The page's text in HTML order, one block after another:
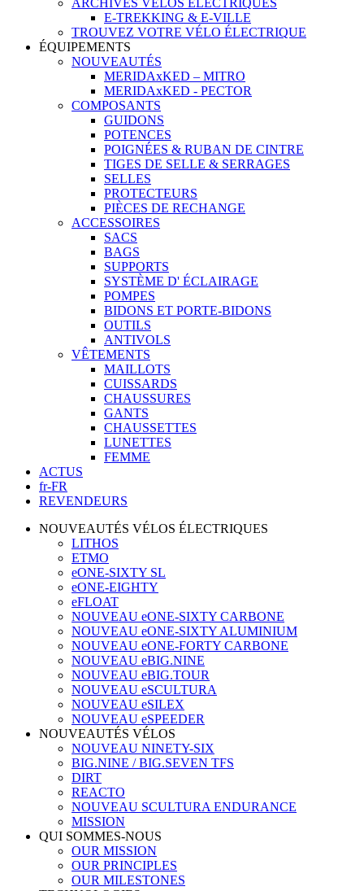
ARCHIVES VÉLOS ÉLECTRIQUES
E-TREKKING & E-VILLE
TROUVEZ VOTRE VÉLO ÉLECTRIQUE
ÉQUIPEMENTS
NOUVEAUTÉS
MERIDAxKED – MITRO
MERIDAxKED - PECTOR
COMPOSANTS
GUIDONS
POTENCES
POIGNÉES & RUBAN DE CINTRE
TIGES DE SELLE & SERRAGES
SELLES
PROTECTEURS
PIÈCES DE RECHANGE
ACCESSOIRES
SACS
BAGS
SUPPORTS
SYSTÈME D' ÉCLAIRAGE
POMPES
BIDONS ET PORTE-BIDONS
OUTILS
ANTIVOLS
VÊTEMENTS
MAILLOTS
CUISSARDS
CHAUSSURES
GANTS
CHAUSSETTES
LUNETTES
FEMME
ACTUS
fr-FR
REVENDEURS
NOUVEAUTÉS VÉLOS ÉLECTRIQUES
LITHOS
ETMO
eONE-SIXTY SL
eONE-EIGHTY
eFLOAT
NOUVEAU eONE-SIXTY CARBONE
NOUVEAU eONE-SIXTY ALUMINIUM
NOUVEAU eONE-FORTY CARBONE
NOUVEAU eBIG.NINE
NOUVEAU eBIG.TOUR
NOUVEAU eSCULTURA
NOUVEAU eSILEX
NOUVEAU eSPEEDER
NOUVEAUTÉS VÉLOS
NOUVEAU NINETY-SIX
BIG.NINE / BIG.SEVEN TFS
DIRT
REACTO
NOUVEAU SCULTURA ENDURANCE
MISSION
QUI SOMMES-NOUS
OUR MISSION
OUR PRINCIPLES
OUR MILESTONES